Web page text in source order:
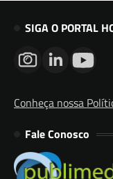
SIGA O PORTAL
Conheça nossa
Fale Conosco